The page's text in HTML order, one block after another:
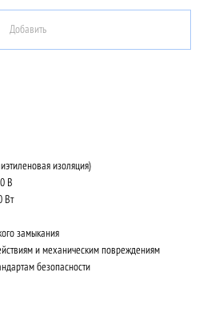
Добавить
изоляция)
В
Вт
замыкания
и механическим повреждениям
безопасности